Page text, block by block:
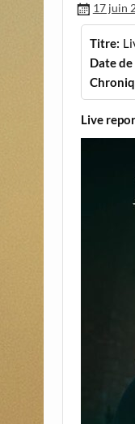
17 juin
Titre:
Date
Live